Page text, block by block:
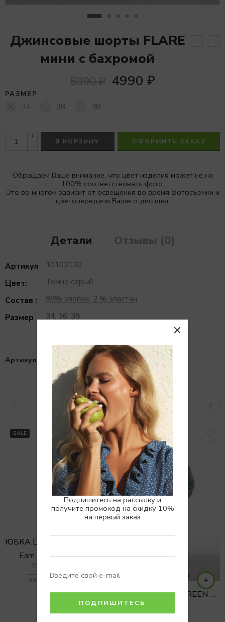
Подпишитесь на рассылку и
получите промокод на скидку 10%
на первый заказ
Джинсовые шорты FLARE
мини с бахромой
5990₽ 4990 ₽
РАЗМЕР
36 38
+
-
В КОРЗИНУ ОФОРМИТЬ ЗАКАЗ
Обращаем Ваше внимание, что цвет изделия может не на
100% соответствовать фото.
Это во многом зависит от освещения во время фотосъёмки и
цветопередачи Вашего дисплея.
Детали Отзывы (0)
Артикул
10103130
Цвет:
Темно серый
Состав :
98% хлопок, 2 % эластан
Размер
34, 36, 38
Артикул: 10103130
Похожие товары
SALE
Earn 0 Reward Points
7900
XS/S S/M M/L
РАСПРОДАНО
Шорты BONITA GREEN в полоску